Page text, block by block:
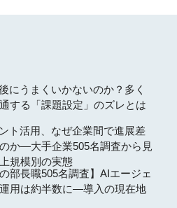
にうまくいかないのか？多く
する「課題設定」のズレとは
ト活用、なぜ企業間で進展差
か―大手企業505名調査から見
規模別の実態
の部長職505名調査】AIエージェ
用は約半数に―導入の現在地